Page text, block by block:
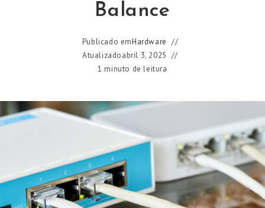
Balance
Publicado emHardware
Atualizadoabril 3, 2025
1 minuto de leitura